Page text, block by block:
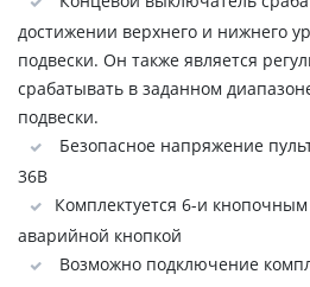
достижении верхнего и нижнего
подвески. Он также является
срабатывать в заданном
подвески.
Безопасное напряжение
36В
Комплектуется 6-и кнопочным
аварийной кнопкой
Возможно подключение